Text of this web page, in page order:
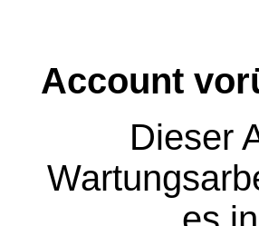
Account
Dieser